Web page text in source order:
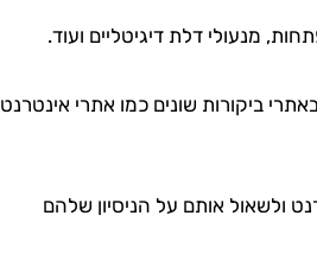
מנעולי דלת דיגיטליים ועוד.
ביקורות שונים כמו אתרי אינטרנט
ולשאול אותם על הניסיון שלהם